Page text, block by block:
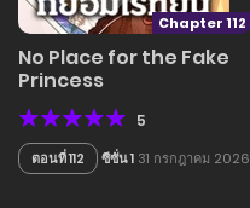
Chapter 112
No Place for the Fake
Princess
5
ตอนที่ 112 ซีซั่น 1 31 กรกฎาคม 2026